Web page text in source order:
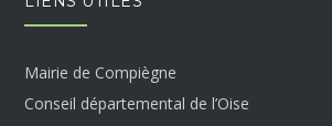
Mairie de Compiègne
Conseil départemental de l’Oise